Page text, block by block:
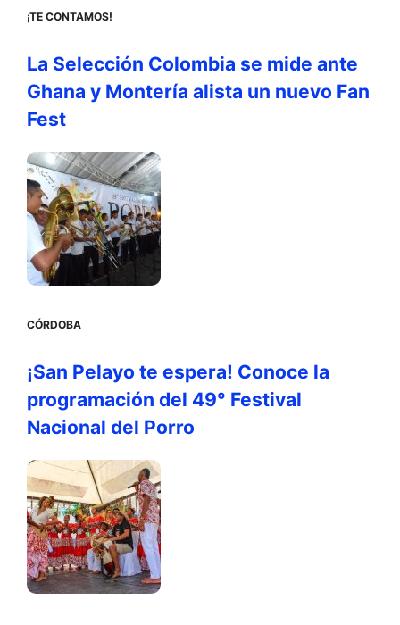
¡TE CONTAMOS!
La Selección Colombia se mide ante
Ghana y Montería alista un nuevo Fan
Fest
CÓRDOBA
¡San Pelayo te espera! Conoce la
programación del 49° Festival
Nacional del Porro